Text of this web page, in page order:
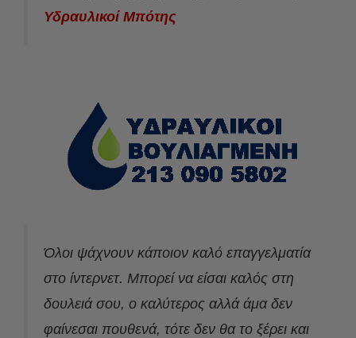
Υδραυλικοί Μπότης
Όλοι ψάχνουν κάποιον καλό επαγγελματία
στο ίντερνετ. Μπορεί να είσαι καλός στη
δουλειά σου, ο καλύτερος αλλά άμα δεν
φαίνεσαι πουθενά, τότε δεν θα το ξέρει και